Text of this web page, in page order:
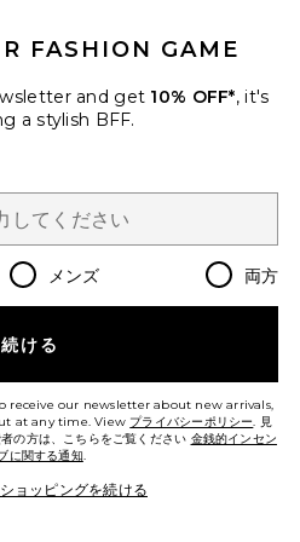
FASHION GAME
and get 10% OFF*, it's
a stylish BFF.
メンズ 両方
続ける
receive our newsletter about new arrivals,
at any time. View プライバシーポリシー. 見
の方は、こちらをご覧ください 金銭的インセン
に関する通知.
ョッピングを続ける